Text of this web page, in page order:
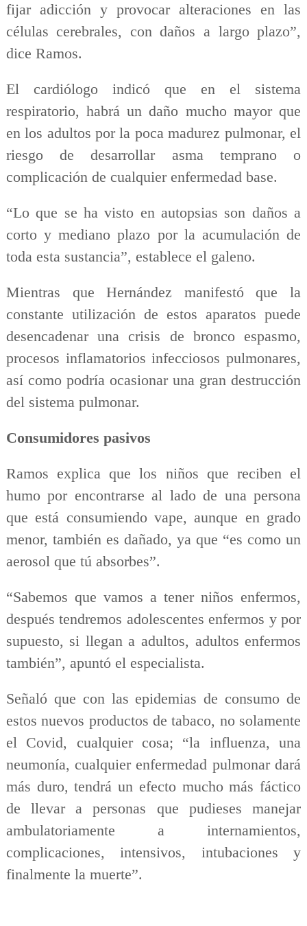
fijar adicción y provocar alteraciones en las
células cerebrales, con daños a largo plazo”,
dice Ramos.
El cardiólogo indicó que en el sistema
respiratorio, habrá un daño mucho mayor que
en los adultos por la poca madurez pulmonar, el
riesgo de desarrollar asma temprano o
complicación de cualquier enfermedad base.
“Lo que se ha visto en autopsias son daños a
corto y mediano plazo por la acumulación de
toda esta sustancia”, establece el galeno.
Mientras que Hernández manifestó que la
constante utilización de estos aparatos puede
desencadenar una crisis de bronco espasmo,
procesos inflamatorios infecciosos pulmonares,
así como podría ocasionar una gran destrucción
del sistema pulmonar.
Consumidores pasivos
Ramos explica que los niños que reciben el
humo por encontrarse al lado de una persona
que está consumiendo vape, aunque en grado
menor, también es dañado, ya que “es como un
aerosol que tú absorbes”.
“Sabemos que vamos a tener niños enfermos,
después tendremos adolescentes enfermos y por
supuesto, si llegan a adultos, adultos enfermos
también”, apuntó el especialista.
Señaló que con las epidemias de consumo de
estos nuevos productos de tabaco, no solamente
el Covid, cualquier cosa; “la influenza, una
neumonía, cualquier enfermedad pulmonar dará
más duro, tendrá un efecto mucho más fáctico
de llevar a personas que pudieses manejar
ambulatoriamente a internamientos,
complicaciones, intensivos, intubaciones y
finalmente la muerte”.